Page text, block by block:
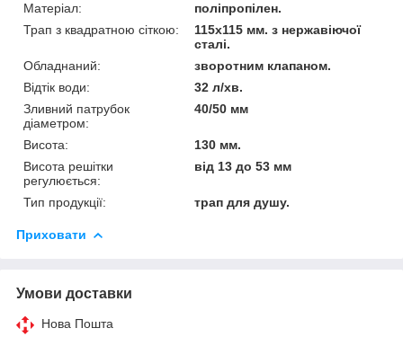
Матеріал:
поліпропілен.
Трап з квадратною сіткою:
115х115 мм. з нержавіючої
сталі.
Обладнаний:
зворотним клапаном.
Відтік води:
32 л/хв.
Зливний патрубок
діаметром:
40/50 мм
Висота:
130 мм.
Висота решітки
регулюється:
від 13 до 53 мм
Тип продукції: трап для душу.
Приховати
Умови доставки
Нова Пошта